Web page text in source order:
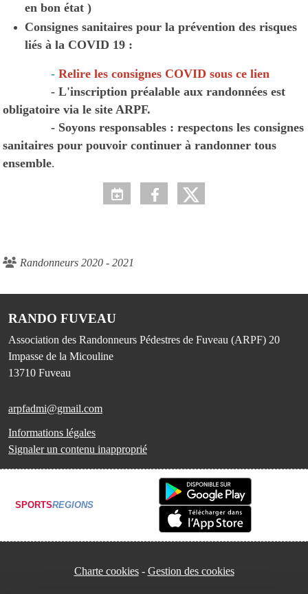
en bon état )
Consignes sanitaires pour la prévention des risques
liés à la COVID 19 :
- Relire les consignes COVID sous ce lien
- L'inscription préalable aux randonnées est
obligatoire via le site ARPF.
- Soyons responsables : respectons les consignes
sanitaires pour pouvoir continuer à randonner tous
ensemble.
Randonneurs 2020 - 2021
RANDO FUVEAU
Association des Randonneurs Pédestres de Fuveau (ARPF) 20
Impasse de la Micouline
13710 Fuveau
arpfadmi@gmail.com
Informations légales
Signaler un contenu inapproprié
SPORTSREGIONS
Charte cookies Gestion des cookies